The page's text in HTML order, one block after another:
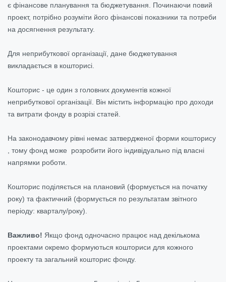
є фінансове планування та бюджетування. Починаючи повий
проект, потрібно розуміти його фінансові показники та потреби
на досягнення результату.
Для неприбуткової організації, дане бюджетування
викладається в кошторисі.
Кошторис - це один з головних документів кожної
неприбуткової організації. Він містить інформацію про доходи
та витрати фонду в розрізі статей.
На законодавчому рівні немає затвердженої форми кошторису
, тому фонд може розробити його індивідуально під власні
напрямки роботи.
Кошторис поділяється на плановий (формується на початку
року) та фактичний (формується по результатам звітного
періоду: кварталу/року).
Важливо! Якщо фонд одночасно працює над декількома
проектами окремо формуються кошториси для кожного
проекту та загальний кошторис фонду.